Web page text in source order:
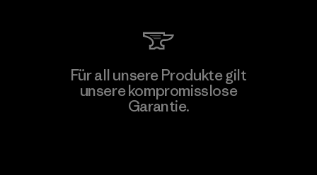
Arvind Limited (Shirting and
Khaki Divisions)
Für all unsere Produkte gilt
unsere kompromisslose
Garantie.